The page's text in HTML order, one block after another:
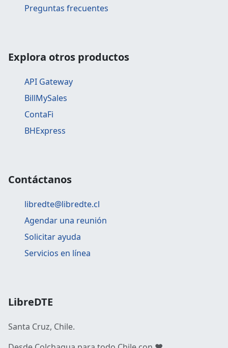
Preguntas frecuentes
Explora otros productos
API Gateway
BillMySales
ContaFi
BHExpress
Contáctanos
libredte@libredte.cl
Agendar una reunión
Solicitar ayuda
Servicios en línea
LibreDTE
Santa Cruz, Chile.